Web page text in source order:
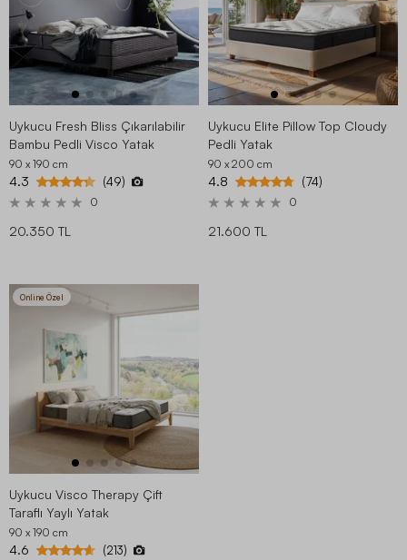
Uykucu Fresh Bliss Çıkarılabilir
Bambu Pedli Visco Yatak
90 x 190 cm
4.3 (49)
0
20.350 TL
Uykucu Elite Pillow Top Cloudy
Pedli Yatak
90 x 200 cm
4.8 (74)
0
21.600 TL
Online Özel
Uykucu Visco Therapy Çift
Taraflı Yaylı Yatak
90 x 190 cm
4.6 (213)